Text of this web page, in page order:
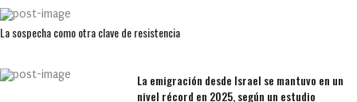
La sospecha como otra clave de resistencia
La emigración desde Israel se mantuvo en un
nivel récord en 2025, según un estudio